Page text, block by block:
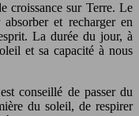
croissance sur Terre. Le
et recharger en
La durée du jour, à
et sa capacité à nous
conseillé de passer du
du soleil, de respirer